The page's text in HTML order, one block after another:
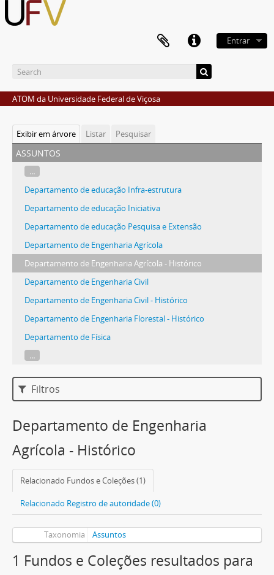
Entrar
ATOM da Universidade Federal de Viçosa
Exibir em árvore Listar Pesquisar
assuntos
...
Departamento de educação Infra-estrutura
Departamento de educação Iniciativa
Departamento de educação Pesquisa e Extensão
Departamento de Engenharia Agrícola
Departamento de Engenharia Agrícola - Histórico
Departamento de Engenharia Civil
Departamento de Engenharia Civil - Histórico
Departamento de Engenharia Florestal - Histórico
Departamento de Física
...
Filtros
Departamento de Engenharia
Agrícola - Histórico
Relacionado Fundos e Coleções (1)
Relacionado Registro de autoridade (0)
Taxonomia Assuntos
1 Fundos e Coleções resultados para